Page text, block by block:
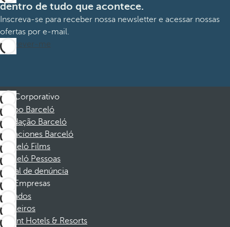
dentro de tudo que acontece.
Inscreva-se para receber nossa newsletter e acessar nossas
ofertas por e-mail.
Inscrever-me
Corporativo
Grupo Barceló
Fundação Barceló
Vacaciones Barceló
Barceló Films
Barceló Pessoas
Canal de denúncia
Empresas
Afiliados
Parceiros
Dorint Hotels & Resorts